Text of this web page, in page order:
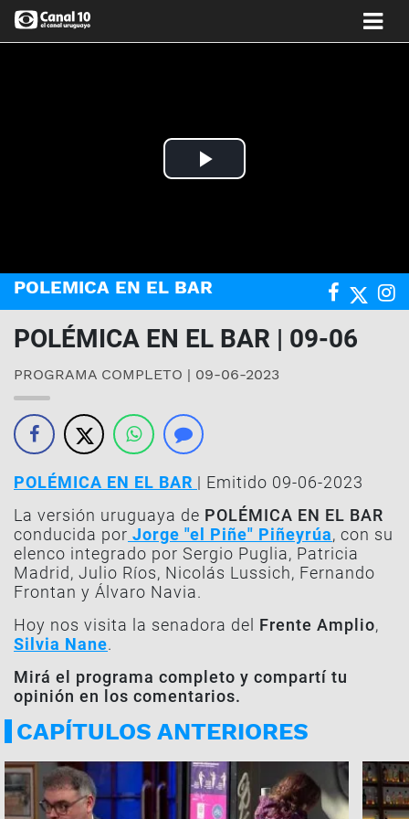
Play
POLEMICA EN EL BAR
POLÉMICA EN EL BAR | 09-06
PROGRAMA COMPLETO | 09-06-2023
POLÉMICA EN EL BAR | Emitido 09-06-2023
La versión uruguaya de POLÉMICA EN EL BAR
conducida por Jorge "el Piñe" Piñeyrúa, con su
elenco integrado por Sergio Puglia, Patricia
Madrid, Julio Ríos, Nicolás Lussich, Fernando
Frontan y Álvaro Navia.
Hoy nos visita la senadora del Frente Amplio,
Silvia Nane.
Mirá el programa completo y compartí tu
opinión en los comentarios.
CAPÍTULOS ANTERIORES